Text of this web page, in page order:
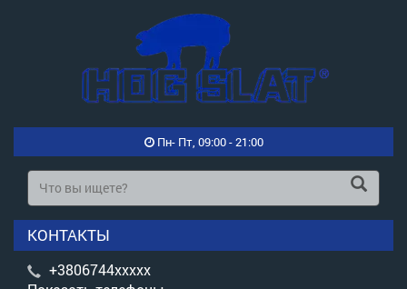
Пн- Пт, 09:00 - 21:00
КОНТАКТЫ
+3806744xxxxx